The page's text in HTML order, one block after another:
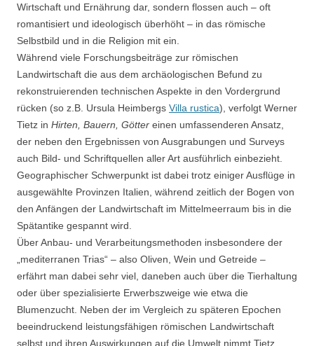
Wirtschaft und Ernährung dar, sondern flossen auch – oft
romantisiert und ideologisch überhöht – in das römische
Selbstbild und in die Religion mit ein.
Während viele Forschungsbeiträge zur römischen
Landwirtschaft die aus dem archäologischen Befund zu
rekonstruierenden technischen Aspekte in den Vordergrund
rücken (so z.B. Ursula Heimbergs Villa rustica), verfolgt Werner
Tietz in Hirten, Bauern, Götter einen umfassenderen Ansatz,
der neben den Ergebnissen von Ausgrabungen und Surveys
auch Bild- und Schriftquellen aller Art ausführlich einbezieht.
Geographischer Schwerpunkt ist dabei trotz einiger Ausflüge in
ausgewählte Provinzen Italien, während zeitlich der Bogen von
den Anfängen der Landwirtschaft im Mittelmeerraum bis in die
Spätantike gespannt wird.
Über Anbau- und Verarbeitungsmethoden insbesondere der
„mediterranen Trias“ – also Oliven, Wein und Getreide –
erfährt man dabei sehr viel, daneben auch über die Tierhaltung
oder über spezialisierte Erwerbszweige wie etwa die
Blumenzucht. Neben der im Vergleich zu späteren Epochen
beeindruckend leistungsfähigen römischen Landwirtschaft
selbst und ihren Auswirkungen auf die Umwelt nimmt Tietz